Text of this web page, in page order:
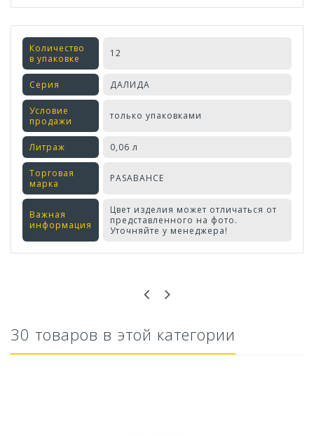
Количество
в упаковке
12
Серия ДАЛИДА
Условие
продажи
только упаковками
Литраж 0,06 л
Торговая
марка
PASABAHCE
Важная
информация
Цвет изделия может отличаться от
представленного на фото.
Уточняйте у менеджера!
30 товаров в этой категории